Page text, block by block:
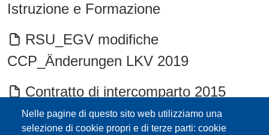
Nelle pagine di questo sito web utilizziamo una
selezione di cookie propri e di terze parti: cookie
Istruzione e Formazione
RSU_EGV modifiche
CCP_Änderungen LKV 2019
Contratto di intercomparto 2015
permessi sindacali